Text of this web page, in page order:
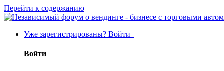
Перейти к содержанию
Уже зарегистрированы? Войти
Войти